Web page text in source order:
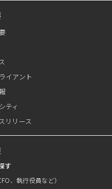
イアント
ティ
リリース
す
、執行役員など）